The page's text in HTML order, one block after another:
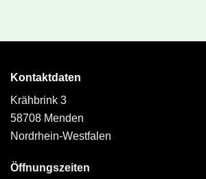
Kontaktdaten
Krähbrink 3
58708 Menden
Nordrhein-Westfalen
Öffnungszeiten